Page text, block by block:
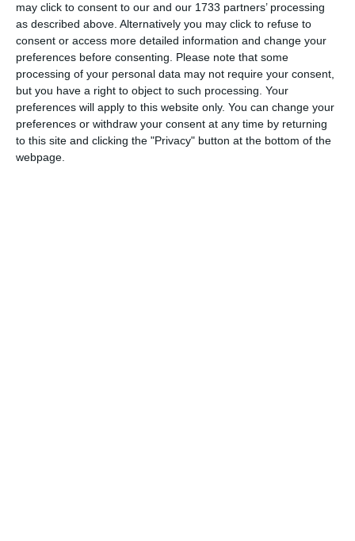
may click to consent to our and our 1733 partners’ processing
as described above. Alternatively you may click to refuse to
consent or access more detailed information and change your
preferences before consenting. Please note that some
processing of your personal data may not require your consent,
but you have a right to object to such processing. Your
preferences will apply to this website only. You can change your
preferences or withdraw your consent at any time by returning
to this site and clicking the "Privacy" button at the bottom of the
webpage.
5925
#AdrianV.Radulescu - ctitorul: Dr. Magdalena Tiţă - „Un mare Om,
un excelent arheolog și strălucit profesor“ (galerie foto)